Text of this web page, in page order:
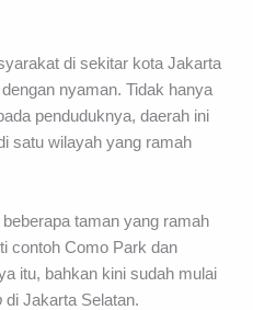
di sekitar kota Jakarta
nyaman. Tidak hanya
penduduknya, daerah ini
satu wilayah yang ramah
taman yang ramah
contoh Como Park dan
itu, bahkan kini sudah mulai
di Jakarta Selatan.